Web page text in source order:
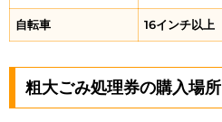
自転車 16インチ以上
粗大ごみ処理券の購入場所